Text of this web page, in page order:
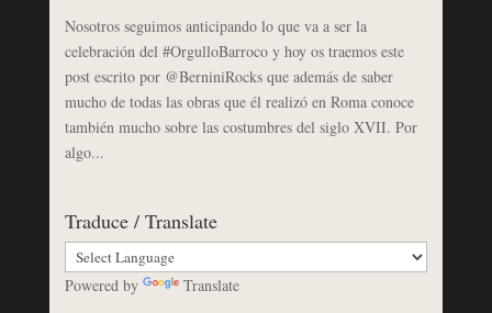
Nosotros seguimos anticipando lo que va a ser la
celebración del #OrgulloBarroco y hoy os traemos este
post escrito por @BerniniRocks que además de saber
mucho de todas las obras que él realizó en Roma conoce
también mucho sobre las costumbres del siglo XVII. Por
algo...
Traduce / Translate
Powered by Translate